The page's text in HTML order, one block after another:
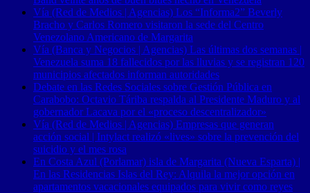
Vía (Red de Medios | Agencias) Los “Informa2” Beverly
Bracho y Carlos Romero visitaron la sede del Centro
Venezolano Americano de Margarita
Vía (Banca y Negocios | Agencias) Las últimas dos semanas |
Venezuela suma 18 fallecidos por las lluvias y se registran 120
municipios afectados informan autoridades
Debate en las Redes Sociales sobre Gestión Pública en
Carabobo: Octavio Táriba respalda al Presidente Maduro y al
gobernador Lacava por el «proceso descentralizador»
Vía (Red de Medios | Agencias) Empresas que generan
acción social | Intylact realizó «lives» sobre la prevención del
suicidio y el mes rosa
En Costa Azul (Porlamar) isla de Margarita (Nueva Esparta) |
En las Residencias Islas del Rey: Alquila la mejor opción en
apartamentos vacacionales equipados para vivir como reyes